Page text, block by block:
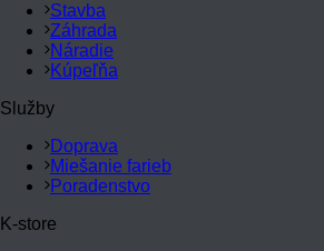
Stavba
Záhrada
Náradie
Kúpeľňa
Služby
Doprava
Miešanie farieb
Poradenstvo
K-store